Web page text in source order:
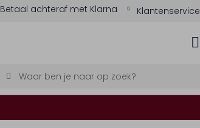
Betaal achteraf met Klarna Klantenservice